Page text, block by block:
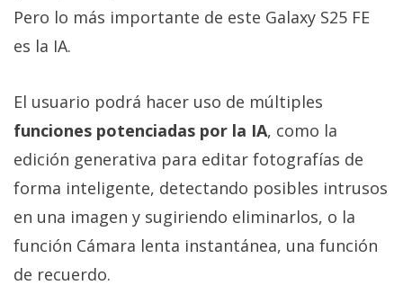
Pero lo más importante de este Galaxy S25 FE
es la IA.
El usuario podrá hacer uso de múltiples
funciones potenciadas por la IA, como la
edición generativa para editar fotografías de
forma inteligente, detectando posibles intrusos
en una imagen y sugiriendo eliminarlos, o la
función Cámara lenta instantánea, una función
de recuerdo.